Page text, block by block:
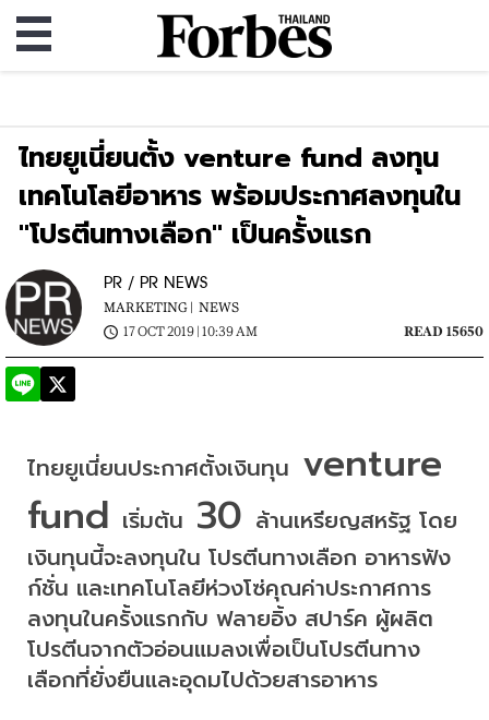
ไทยยูเนี่ยนตั้ง venture fund ลงทุน
เทคโนโลยีอาหาร พร้อมประกาศลงทุนใน
"โปรตีนทางเลือก" เป็นครั้งแรก
PR / PR NEWS
MARKETING |
NEWS
17 OCT 2019 | 10:39 AM
READ 15650
ไทยยูเนี่ยนประกาศตั้งเงินทุน venture
fund เริ่มต้น 30 ล้านเหรียญสหรัฐ โดย
เงินทุนนี้จะลงทุนใน โปรตีนทางเลือก อาหารฟัง
ก์ชั่น และเทคโนโลยีห่วงโซ่คุณค่าประกาศการ
ลงทุนในครั้งแรกกับ ฟลายอิ้ง สปาร์ค ผู้ผลิต
โปรตีนจากตัวอ่อนแมลงเพื่อเป็นโปรตีนทาง
เลือกที่ยั่งยืนและอุดมไปด้วยสารอาหาร